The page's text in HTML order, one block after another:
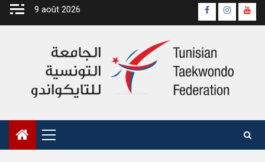
Skip
9 août 2026
Page
Officielle
Instagram
Primary
Menu